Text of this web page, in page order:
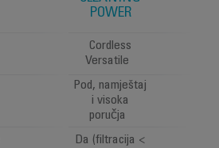
POWER
Cordless
Versatile
Pod, namještaj
i visoka
poručja
Da (filtracija <